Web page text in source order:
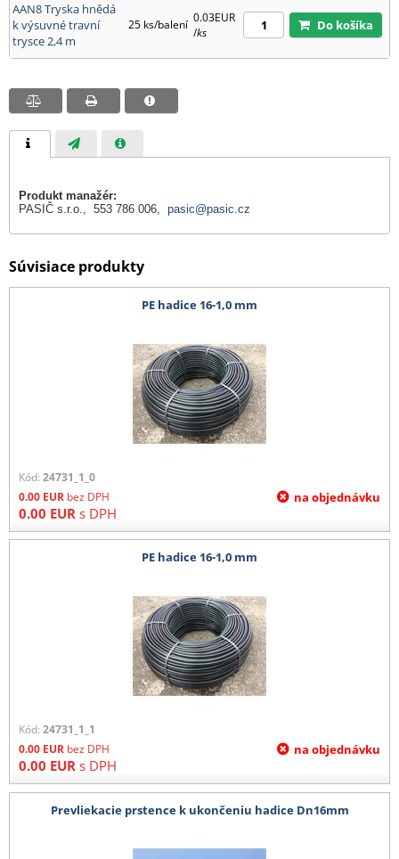
AAN8 Tryska hnědá
k výsuvné travní
trysce 2,4 m
25 ks/balení 0.03EUR
/ks Do košíka
Produkt manažér:
PASIČ s.r.o., 553 786 006, pasic@pasic.cz
Súvisiace produkty
PE hadice 16-1,0 mm
Kód: 24731_1_0
0.00 EUR bez DPH
0.00 EUR s DPH
na objednávku
PE hadice 16-1,0 mm
Kód: 24731_1_1
0.00 EUR bez DPH
0.00 EUR s DPH
na objednávku
Prevliekacie prstence k ukončeniu hadice Dn16mm